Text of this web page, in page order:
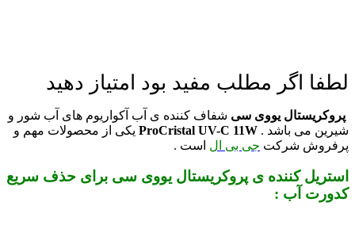
لطفا اگر مطلب مفید بود امتیاز دهید
پروکریستال یووی سی شفاف کننده ی آب آکواریوم های آب شور و
شیرین می باشد . ProCristal UV-C 11W یکی از محصولات مهم و
پرفروش شرکت جی بی ال است .
استریل کننده ی پروکریستال یووی سی برای حذف سریع
کدورت آب :